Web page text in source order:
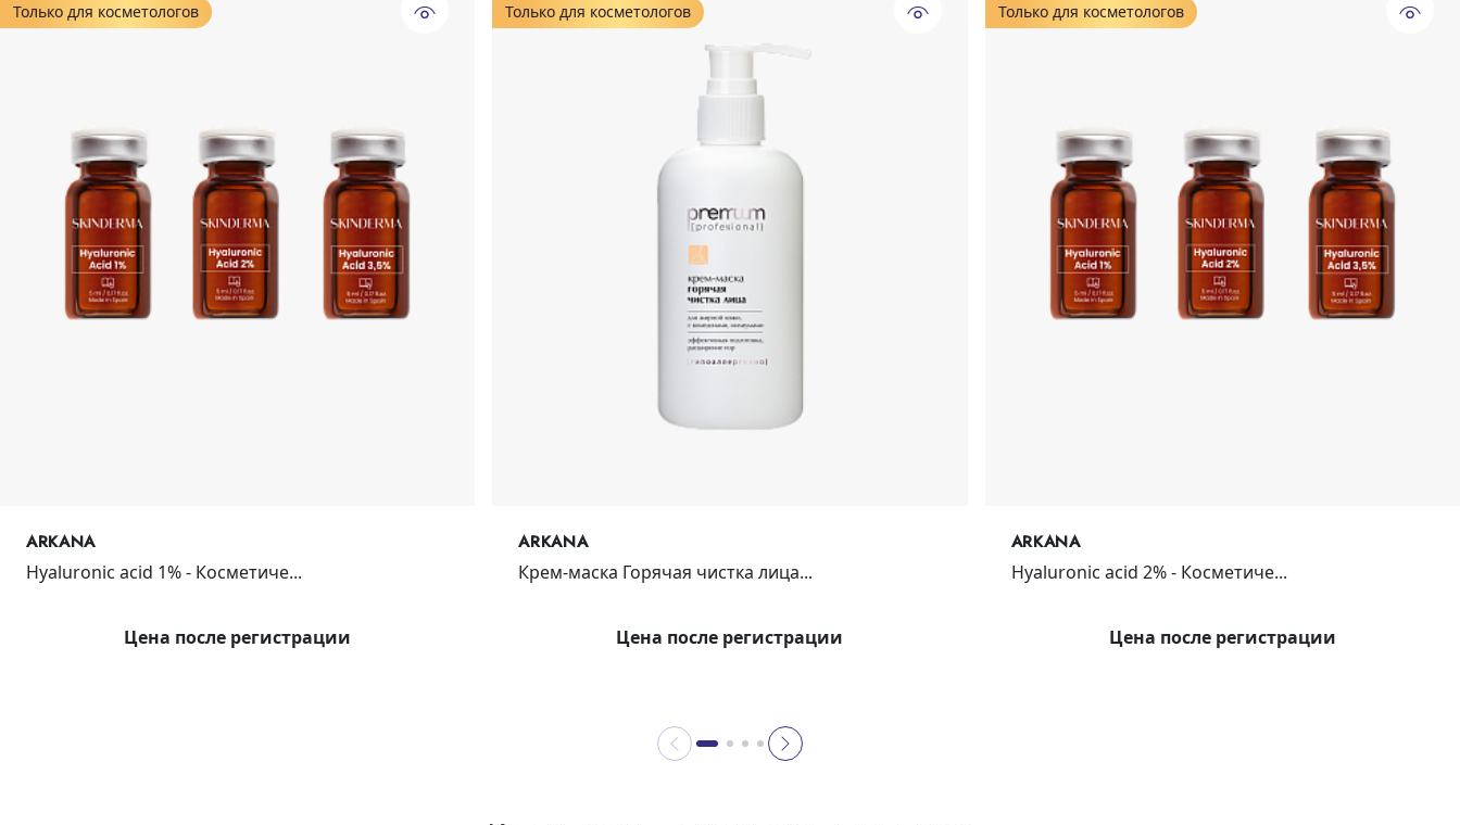
Только для косметологов
ARKANA
Hyaluronic acid 1% - Косметиче...
Цена после регистрации
Только для косметологов
ARKANA
Крем-маска Горячая чистка лица...
Цена после регистрации
Только для косметологов
ARKANA
Hyaluronic acid 2% - Косметиче...
Цена после регистрации